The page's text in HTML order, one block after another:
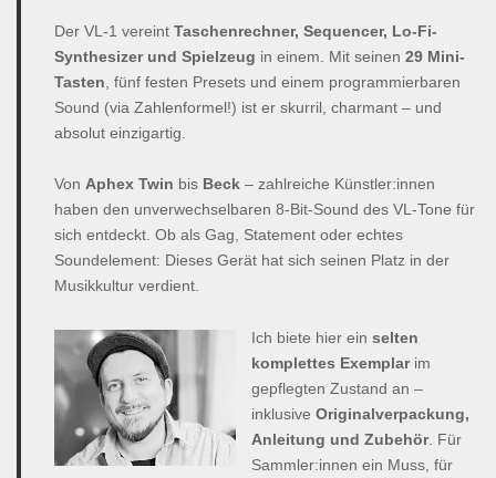
Der VL-1 vereint Taschenrechner, Sequencer, Lo-Fi-
Synthesizer und Spielzeug in einem. Mit seinen 29 Mini-
Tasten , fünf festen Presets und einem programmierbaren
Sound (via Zahlenformel!) ist er skurril, charmant – und
absolut einzigartig.
Von Aphex Twin bis Beck – zahlreiche Künstler:innen
haben den unverwechselbaren 8-Bit-Sound des VL-Tone für
sich entdeckt. Ob als Gag, Statement oder echtes
Soundelement: Dieses Gerät hat sich seinen Platz in der
Musikkultur verdient.
Ich biete hier ein selten
komplettes Exemplarim
gepflegten Zustand an –
inklusive Originalverpackung,
Anleitung und Zubehör. Für
Sammler:innen ein Muss, für